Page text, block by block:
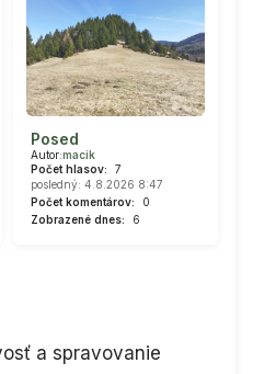
Posed
Autor:macik
Počet hlasov:
7
posledný: 4.8.2026 8:47
Počet komentárov:
0
Zobrazené dnes:
6
a spravovanie